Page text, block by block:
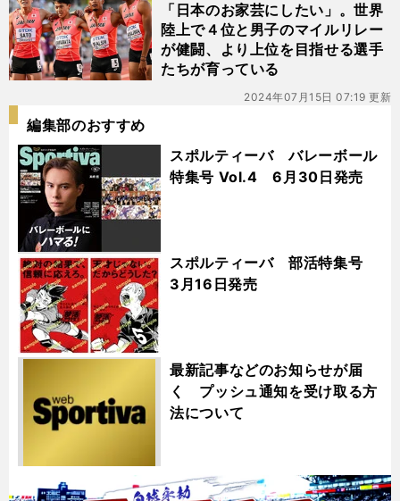
「日本のお家芸にしたい」。世界
陸上で４位と男子のマイルリレー
が健闘、より上位を目指せる選手
たちが育っている
2024年07月15日 07:19 更新
編集部のおすすめ
スポルティーバ バレーボール
特集号 Vol.4 6月30日発売
スポルティーバ 部活特集号
3月16日発売
最新記事などのお知らせが届
く プッシュ通知を受け取る方
法について